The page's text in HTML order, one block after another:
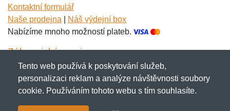
Zpráva*
Kontaktní formulář
Naše prodejna
Náš výdejní box
Nabízíme mnoho možností plateb.
Zákaznický servis
Novinky emailem
Tento web používá k poskytování služeb,
personalizaci reklam a analýze návštěvnosti soubory
cookie. Používáním tohoto webu s tím souhlasíte.